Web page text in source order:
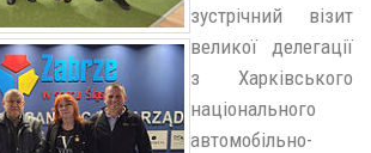
зустрічний візит
великої делегації
з Харківського
національного
автомобільно-